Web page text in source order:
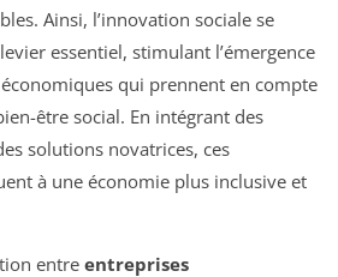
Ainsi, l’innovation sociale se
essentiel, stimulant l’émergence
qui prennent en compte
être social. En intégrant des
solutions novatrices, ces
à une économie plus inclusive et
entre entreprises